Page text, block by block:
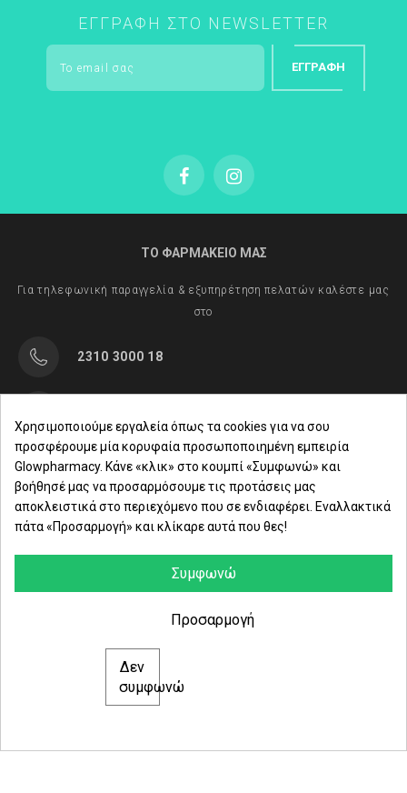
ΕΓΓΡΑΦΉ ΣΤΟ NEWSLETTER
ΕΓΓΡΑΦΉ
ΤΟ ΦΑΡΜΑΚΕΙΟ ΜΑΣ
Για τηλεφωνική παραγγελία & εξυπηρέτηση πελατών καλέστε μας
στο
2310 3000 18
Δευ. - Παρ.: 8:00 - 21:00
Σάββατο: 09:00-15:00
ΕΤΑΙΡΕΙΑ
© 2021 glowpharmacy.gr
Χρησιμοποιούμε εργαλεία όπως τα cookies για να σου
προσφέρουμε μία κορυφαία προσωποποιημένη εμπειρία
Glowpharmacy. Κάνε «κλικ» στο κουμπί «Συμφωνώ» και
βοήθησέ μας να προσαρμόσουμε τις προτάσεις μας
αποκλειστικά στο περιεχόμενο που σε ενδιαφέρει. Εναλλακτικά
πάτα «Προσαρμογή» και κλίκαρε αυτά που θες!
Συμφωνώ
Δεν
συμφωνώ
Προσαρμογή